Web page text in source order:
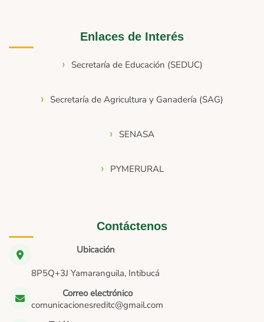
Enlaces de Interés
Secretaría de Educación (SEDUC)
Secretaría de Agricultura y Ganadería (SAG)
SENASA
PYMERURAL
Contáctenos
Ubicación
8P5Q+3J Yamaranguila, Intibucá
Correo electrónico
comunicacionesreditc@gmail.com